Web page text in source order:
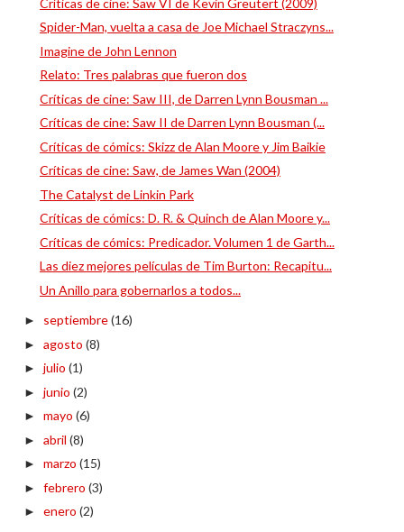
Spider-Man, vuelta a casa de Joe Michael Straczyns...
Imagine de John Lennon
Relato: Tres palabras que fueron dos
Críticas de cine: Saw III, de Darren Lynn Bousman ...
Críticas de cine: Saw II de Darren Lynn Bousman (...
Críticas de cómics: Skizz de Alan Moore y Jim Baikie
Críticas de cine: Saw, de James Wan (2004)
The Catalyst de Linkin Park
Críticas de cómics: D. R. & Quinch de Alan Moore y...
Críticas de cómics: Predicador. Volumen 1 de Garth...
Las diez mejores películas de Tim Burton: Recapitu...
Un Anillo para gobernarlos a todos...
► septiembre(16)
► agosto (8)
► julio (1)
► junio (2)
► mayo (6)
► abril (8)
► marzo (15)
► febrero (3)
► enero (2)